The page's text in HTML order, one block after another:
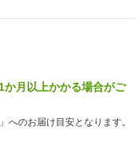
月以上かかる場合がご
」へのお届け目安となります。